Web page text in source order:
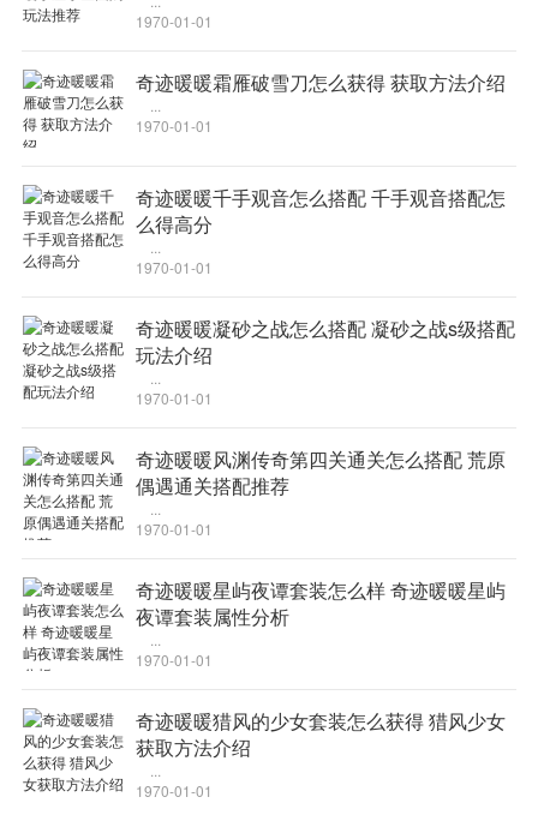
1970-01-01
奇迹暖暖霜雁破雪刀怎么获得 获取方法介绍
1970-01-01
奇迹暖暖千手观音怎么搭配 千手观音搭配怎
么得高分
1970-01-01
奇迹暖暖凝砂之战怎么搭配 凝砂之战s级搭配
玩法介绍
1970-01-01
奇迹暖暖风渊传奇第四关通关怎么搭配 荒原
偶遇通关搭配推荐
1970-01-01
奇迹暖暖星屿夜谭套装怎么样 奇迹暖暖星屿
夜谭套装属性分析
1970-01-01
奇迹暖暖猎风的少女套装怎么获得 猎风少女
获取方法介绍
1970-01-01